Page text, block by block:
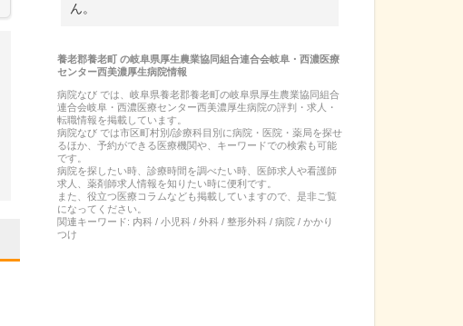
ん。
養老郡養老町の岐阜県厚生農業協同組合連合会岐阜・西濃医療
センター西美濃厚生病院情報
病院なび では、 岐阜県養老郡養老町の岐阜県厚生農業協同組合
連合会岐阜・西濃医療センター西美濃厚生病院の評判・求人・
転職情報を掲載しています。
病院なび では市区町村別/診療科目別に病院・医院・薬局を探せ
るほか、予約ができる医療機関や、キーワードでの検索も可能
です。
病院を探したい時、診療時間を調べたい時、医師求人や看護師
求人、薬剤師求人情報を知りたい時に便利です。
また、役立つ医療コラムなども掲載していますので、是非ご覧
になってください。
関連キーワード: 内科 / 小児科 / 外科 / 整形外科 / 病院 / かかり
つけ